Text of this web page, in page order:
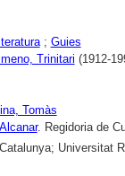
; Guies
Trinitari (1912-
Tomàs
. Regidoria de
Universitat